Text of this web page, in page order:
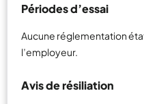
Périodes d’essai
Aucune réglementation
l’employeur.
Avis de résiliation